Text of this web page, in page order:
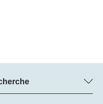
tous les Programmes